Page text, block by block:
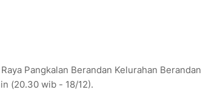
Pangkalan Berandan Kelurahan Berandan
(20.30 wib - 18/12).